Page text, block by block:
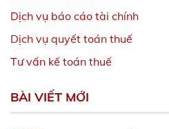
Dịch vụ báo cáo tài chính
Dịch vụ quyết toán thuế
Tư vấn kế toán thuế
BÀI VIẾT MỚI